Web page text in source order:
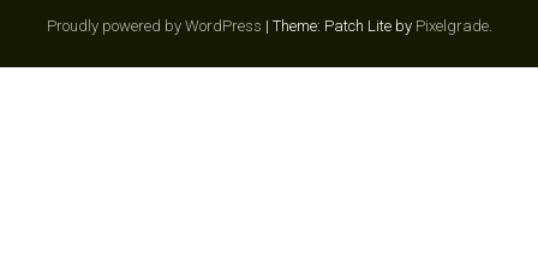
Proudly powered by WordPress | Theme: Patch Lite by Pixelgrade.